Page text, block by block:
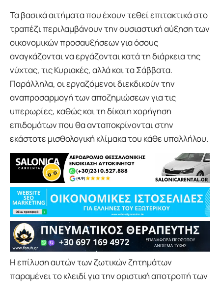
Τα βασικά αιτήματα που έχουν τεθεί επιτακτικά στο
τραπέζι περιλαμβάνουν την ουσιαστική αύξηση των
οικονομικών προσαυξήσεων για όσους
αναγκάζονται να εργάζονται κατά τη διάρκεια της
νύχτας, τις Κυριακές, αλλά και τα Σάββατα.
Παράλληλα, οι εργαζόμενοι διεκδικούν την
αναπροσαρμογή των αποζημιώσεων για τις
υπερωρίες, καθώς και τη δίκαιη χορήγηση
επιδομάτων που θα ανταποκρίνονται στην
εκάστοτε μισθολογική κλίμακα του κάθε υπαλλήλου.
Η επίλυση αυτών των ζωτικών ζητημάτων
παραμένει το κλειδί για την οριστική αποτροπή των